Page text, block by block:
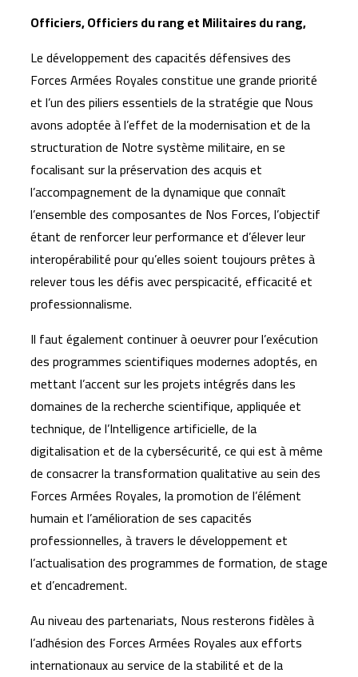
Officiers, Officiers du rang et Militaires du rang,
Le développement des capacités défensives des
Forces Armées Royales constitue une grande priorité
et l’un des piliers essentiels de la stratégie que Nous
avons adoptée à l’effet de la modernisation et de la
structuration de Notre système militaire, en se
focalisant sur la préservation des acquis et
l’accompagnement de la dynamique que connaît
l’ensemble des composantes de Nos Forces, l’objectif
étant de renforcer leur performance et d’élever leur
interopérabilité pour qu’elles soient toujours prêtes à
relever tous les défis avec perspicacité, efficacité et
professionnalisme.
Il faut également continuer à oeuvrer pour l’exécution
des programmes scientifiques modernes adoptés, en
mettant l’accent sur les projets intégrés dans les
domaines de la recherche scientifique, appliquée et
technique, de l’Intelligence artificielle, de la
digitalisation et de la cybersécurité, ce qui est à même
de consacrer la transformation qualitative au sein des
Forces Armées Royales, la promotion de l’élément
humain et l’amélioration de ses capacités
professionnelles, à travers le développement et
l’actualisation des programmes de formation, de stage
et d’encadrement.
Au niveau des partenariats, Nous resterons fidèles à
l’adhésion des Forces Armées Royales aux efforts
internationaux au service de la stabilité et de la